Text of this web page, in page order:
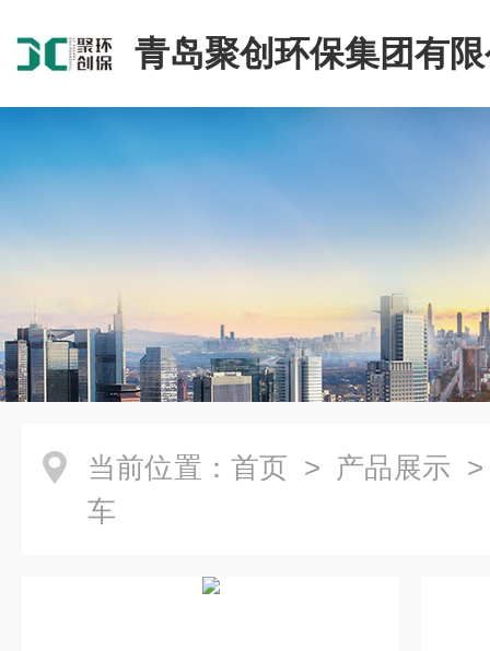
青岛聚创环保集团有
当前位置： 首页 > 产品展示
车